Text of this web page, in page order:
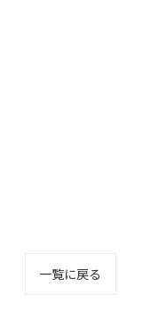
一覧に戻る